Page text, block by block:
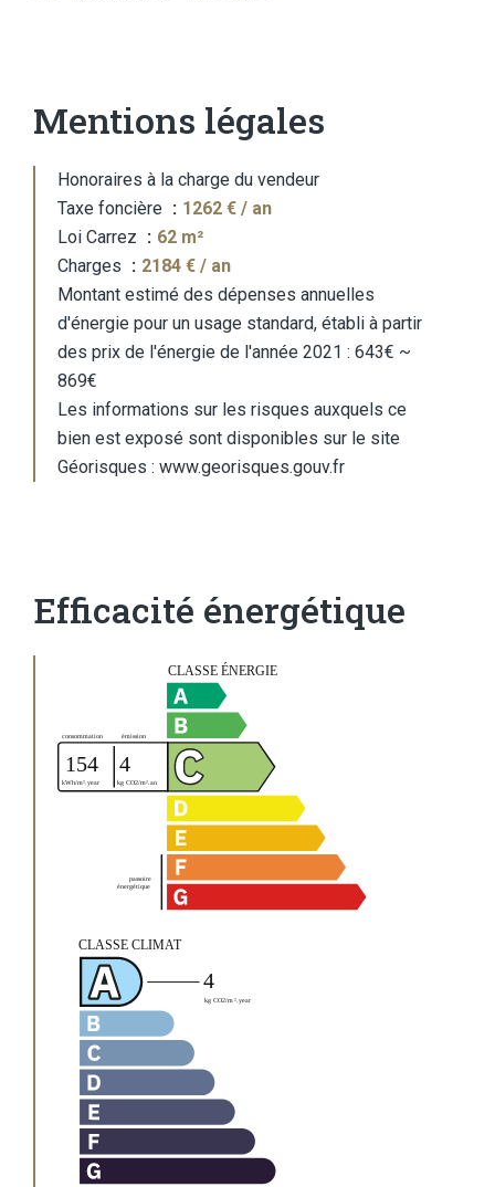
Mentions légales
Honoraires à la charge du vendeur
Taxe foncière
1262 € / an
Loi Carrez
62 m²
Charges
2184 € / an
Montant estimé des dépenses annuelles
d'énergie pour un usage standard, établi à partir
des prix de l'énergie de l'année 2021 : 643€ ~
869€
Les informations sur les risques auxquels ce
bien est exposé sont disponibles sur le site
Géorisques : www.georisques.gouv.fr
Efficacité énergétique